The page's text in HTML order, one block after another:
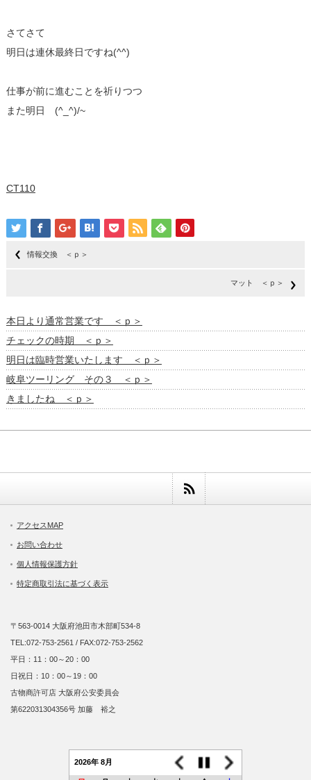
さてさて
明日は連休最終日ですね(^^)
仕事が前に進むことを祈りつつ
また明日 (^_^)/~
CT110
情報交換 ＜ｐ＞
マット ＜ｐ＞
本日より通常営業です ＜ｐ＞
チェックの時期 ＜ｐ＞
明日は臨時営業いたします ＜ｐ＞
岐阜ツーリング その３ ＜ｐ＞
きましたね ＜ｐ＞
アクセスMAP
お問い合わせ
個人情報保護方針
特定商取引法に基づく表示
〒563-0014 大阪府池田市木部町534-8
TEL:072-753-2561 / FAX:072-753-2562
平日：11：00～20：00
日祝日：10：00～19：00
古物商許可店 大阪府公安委員会
第622031304356号 加藤 裕之
2026年 8月